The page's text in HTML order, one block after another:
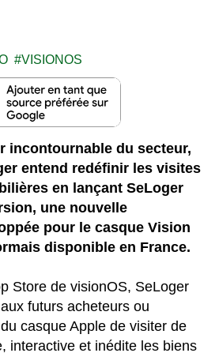
VISIONOS
incontournable du secteur,
entend redéfinir les visites
en lançant SeLoger
une nouvelle
pour le casque Vision
disponible en France.
Store de visionOS, SeLoger
futurs acheteurs ou
casque Apple de visiter de
interactive et inédite les biens